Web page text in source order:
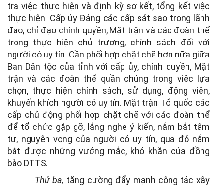
tra việc thực hiện và định kỳ sơ kết, tổng kết việc
thực hiện. Cấp ủy Đảng các cấp sát sao trong lãnh
đạo, chỉ đạo chính quyền, Mặt trận và các đoàn thể
trong thực hiện chủ trương, chính sách đối với
người có uy tín. Cần phối hợp chặt chẽ hơn nữa giữa
Ban Dân tộc của tỉnh với cấp ủy, chính quyền, Mặt
trận và các đoàn thể quần chúng trong việc lựa
chọn, thực hiện chính sách, sử dụng, động viên,
khuyến khích người có uy tín. Mặt trận Tổ quốc các
cấp chủ động phối hợp chặt chẽ với các đoàn thể
để tổ chức gặp gỡ, lắng nghe ý kiến, nắm bắt tâm
tư, nguyện vọng của người có uy tín, qua đó nắm
bắt được những vướng mắc, khó khăn của đồng
bào DTTS.
Thứ ba, tăng cường đẩy mạnh công tác xây